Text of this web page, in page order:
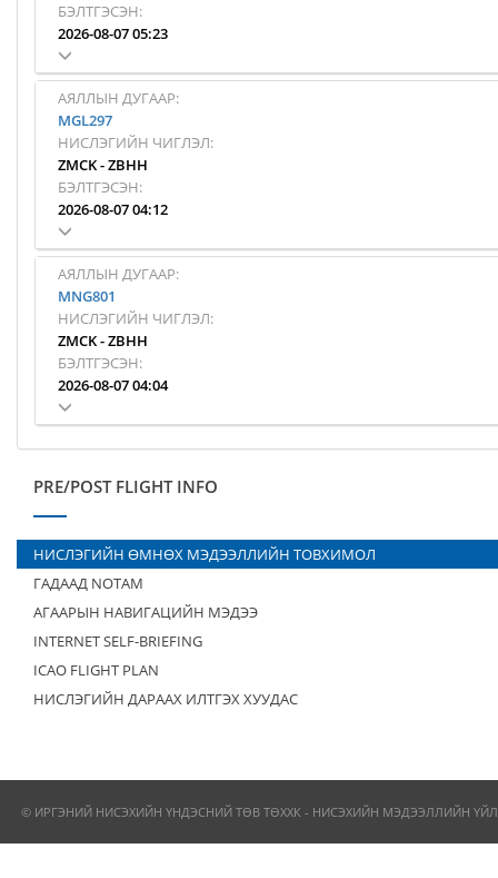
БЭЛТГЭСЭН:
2026-08-07 05:23
АЯЛЛЫН ДУГААР:
MGL297
НИСЛЭГИЙН ЧИГЛЭЛ:
ZMCK-ZBHH
БЭЛТГЭСЭН:
2026-08-07 04:12
АЯЛЛЫН ДУГААР:
MNG801
НИСЛЭГИЙН ЧИГЛЭЛ:
ZMCK-ZBHH
БЭЛТГЭСЭН:
2026-08-07 04:04
PRE/POST FLIGHT INFO
НИСЛЭГИЙН ӨМНӨХ МЭДЭЭЛЛИЙН ТОВХИМОЛ
ГАДААД NOTAM
АГААРЫН НАВИГАЦИЙН МЭДЭЭ
INTERNET SELF-BRIEFING
ICAO FLIGHT PLAN
НИСЛЭГИЙН ДАРААХ ИЛТГЭХ ХУУДАС
© ИРГЭНИЙ НИСЭХИЙН ҮНДЭСНИЙ ТӨВ ТӨХХК - НИСЭХИЙН МЭДЭЭЛЛИЙН